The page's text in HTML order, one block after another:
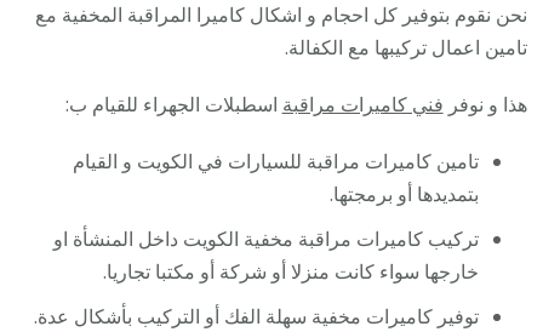
نحن نقوم بتوفير كل احجام و اشكال كاميرا المراقبة المخفية مع
تامين اعمال تركيبها مع الكفالة.
هذا و نوفر فني كاميرات مراقبة اسطبلات الجهراء للقيام ب:
تامين كاميرات مراقبة للسيارات في الكويت و القيام
بتمديدها أو برمجتها.
تركيب كاميرات مراقبة مخفية الكويت داخل المنشأة او
خارجها سواء كانت منزلا أو شركة أو مكتبا تجاريا.
توفير كاميرات مخفية سهلة الفك أو التركيب بأشكال عدة.